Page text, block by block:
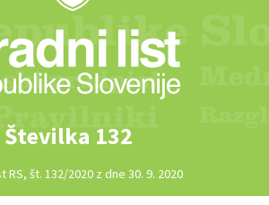
Številka 132
RS, št. 132/2020 z dne 30. 9. 2020